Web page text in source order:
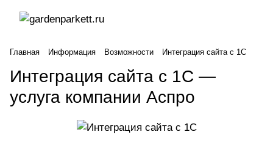
Главная Информация Возможности Интеграция сайта с 1С
Интеграция сайта с 1С —
услуга компании Аспро